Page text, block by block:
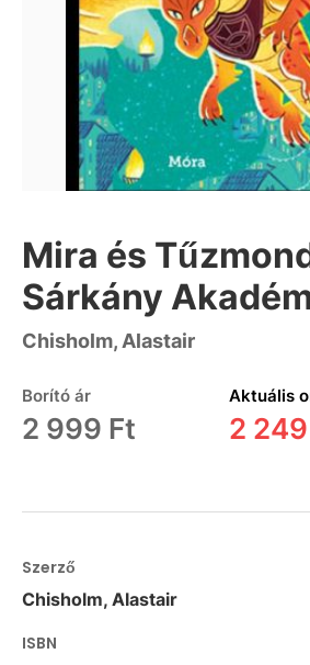
Mira és
Sárkány
Chisholm, Alastair
Borító ár
2 999 Ft
Aktuális
2
Szerző
Chisholm, Alastair
ISBN